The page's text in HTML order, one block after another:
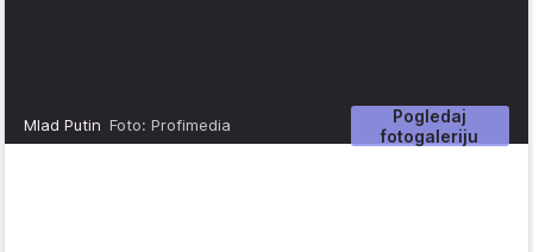
Pogledaj
fotogaleriju
Mlad Putin Foto: Profimedia